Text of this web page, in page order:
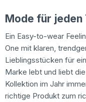
Mode für jeden
Ein Easy-to-wear
One mit klaren,
Lieblingsstücken für
Marke lebt und liebt
Kollektion im Jahr
richtige Produkt zum